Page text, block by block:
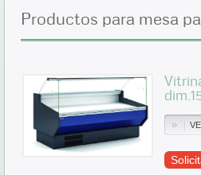
Productos para mesa